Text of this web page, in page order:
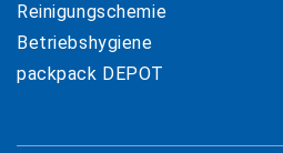
Reinigungschemie
Betriebshygiene
packpack DEPOT